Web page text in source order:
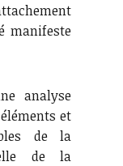
manifeste
analyse
et
de la
de la